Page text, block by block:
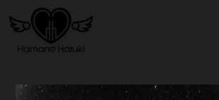
WS